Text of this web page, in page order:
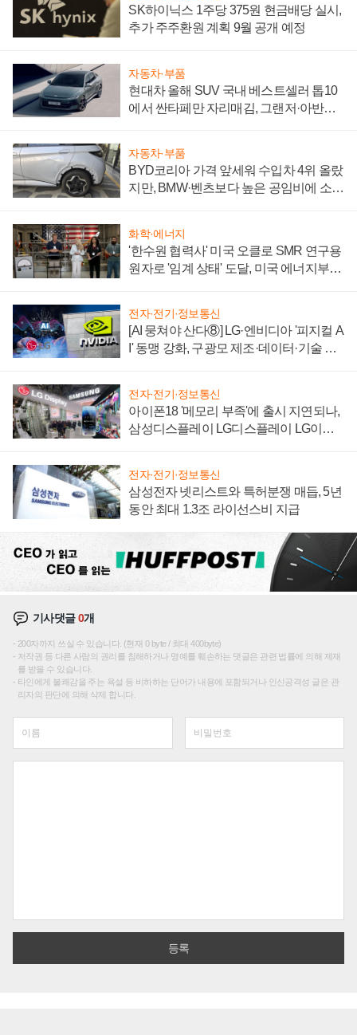
SK하이닉스 1주당 375원 현금배당 실시,
추가 주주환원 계획 9월 공개 예정
자동차·부품
현대차 올해 SUV 국내 베스트셀러 톱10
에서 싼타페만 자리매김, 그랜저·아반떼
자동차·부품
BYD코리아 가격 앞세워 수입차 4위 올랐
지만, BMW·벤츠보다 높은 공임비에 소비
화학·에너지
'한수원 협력사' 미국 오클로 SMR 연구용
원자로 '임계 상태' 도달, 미국 에너지부
전자·전기·정보통신
[AI 뭉쳐야 산다⑧] LG·엔비디아 '피지컬 A
I' 동맹 강화, 구광모 제조·데이터·기술 결
전자·전기·정보통신
아이폰18 '메모리 부족'에 출시 지연되나,
삼성디스플레이 LG디스플레이 LG이노
전자·전기·정보통신
삼성전자 넷리스트와 특허분쟁 매듭, 5년
동안 최대 1.3조 라이선스비 지급
기사댓글0개
200자까지 쓰실 수 있습니다. (현재 0 byte / 최대 400byte)
저작권 등 다른 사람의 권리를 침해하거나 명예를 훼손하는 댓글은 관련 법률에 의해 제재
를 받을 수 있습니다.
타인에게 불쾌감을 주는 욕설 등 비하하는 단어가 내용에 포함되거나 인신공격성 글은 관
리자의 판단에 의해 삭제 합니다.